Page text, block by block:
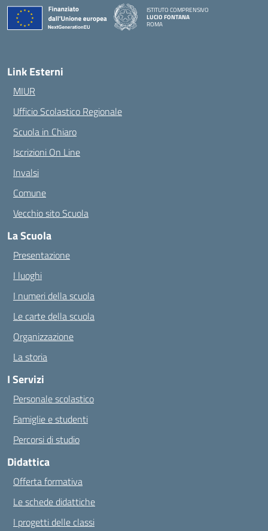
ISTITUTO COMPRENSIVO
LUCIO FONTANA
ROMA
Link Esterni
MIUR
Ufficio Scolastico Regionale
Scuola in Chiaro
Iscrizioni On Line
Invalsi
Comune
Vecchio sito Scuola
La Scuola
Presentazione
I luoghi
I numeri della scuola
Le carte della scuola
Organizzazione
La storia
I Servizi
Personale scolastico
Famiglie e studenti
Percorsi di studio
Didattica
Offerta formativa
Le schede didattiche
I progetti delle classi